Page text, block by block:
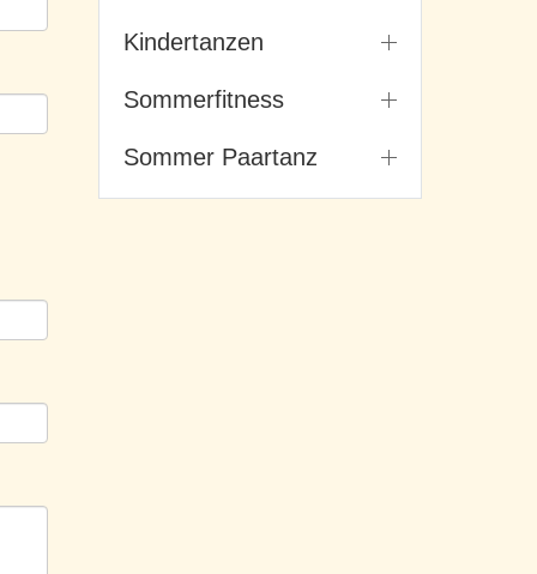
Kindertanzen
Sommerfitness
Sommer Paartanz